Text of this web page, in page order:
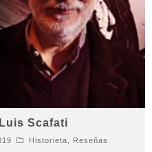
Scafati
Historieta Reseñas